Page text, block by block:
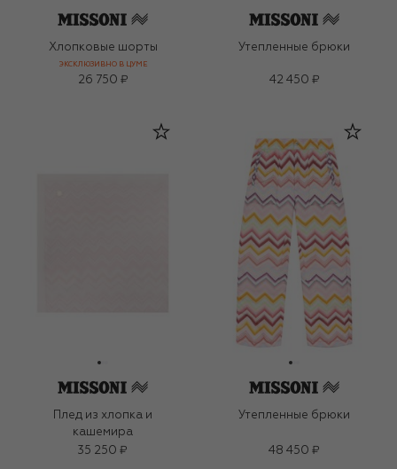
Хлопковые шорты
ЭКСКЛЮЗИВНО В ЦУМЕ
26 750 ₽
Утепленные брюки
42 450 ₽
Плед из хлопка и
кашемира
35 250 ₽
Утепленные брюки
48 450 ₽